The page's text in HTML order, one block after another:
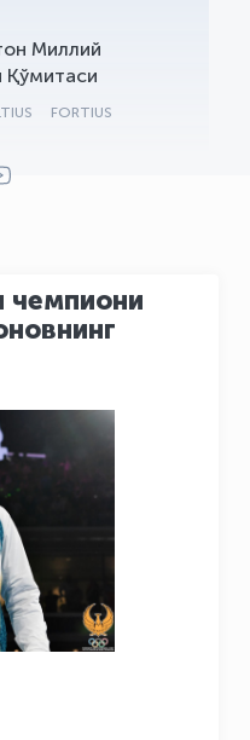
Миллий
Қўмитаси
FORTIUS
чемпиони